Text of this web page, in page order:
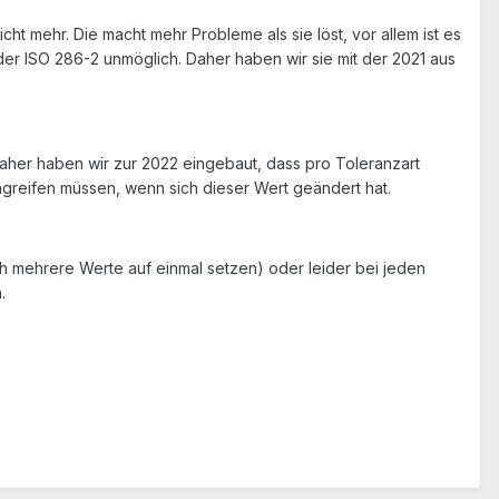
mehr. Die macht mehr Probleme als sie löst, vor allem ist es
ISO 286-2 unmöglich. Daher haben wir sie mit der 2021 aus
haben wir zur 2022 eingebaut, dass pro Toleranzart
müssen, wenn sich dieser Wert geändert hat.
Werte auf einmal setzen) oder leider bei jeden